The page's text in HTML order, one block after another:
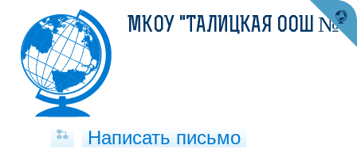
МКОУ "ТАЛИЦКАЯ ООШ №8"
Написать письмо